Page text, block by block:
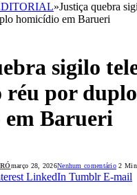
»Justiça quebra
homicídio em Barueri
sigilo
réu por duplo
Barueri
março 28, 2026Nenhum comentário 2
LinkedIn Tumblr E-mail